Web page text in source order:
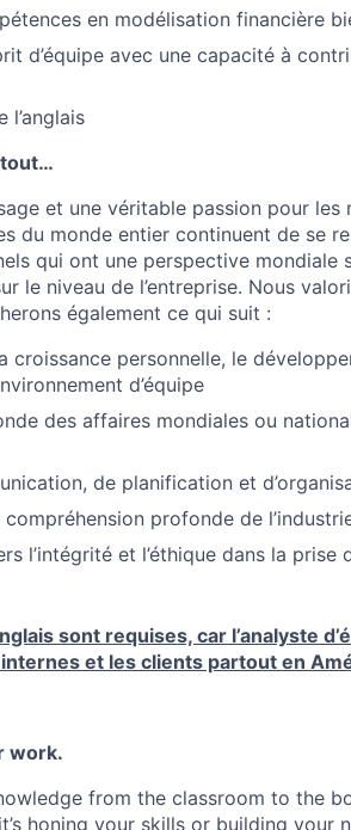
en modélisation financière
d’équipe avec une capacité à
l’anglais
et une véritable passion pour les
du monde entier continuent de se
qui ont une perspective mondiale
le niveau de l’entreprise. Nous
également ce qui suit :
croissance personnelle, le
d’équipe
des affaires mondiales ou
de planification et
profonde de
l’intégrité et l’éthique dans la prise
sont requises, car l’analyste
et les clients partout en
work.
from the classroom to the
honing your skills or building your